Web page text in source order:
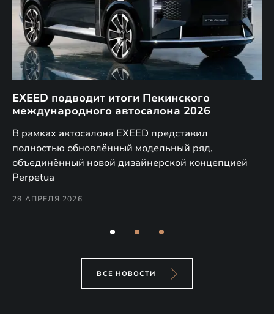
EXEED подводит итоги Пекинского
международного автосалона 2026
В рамках автосалона EXEED представил
полностью обновлённый модельный ряд,
объединённый новой дизайнерской концепцией
Perpetua
28 АПРЕЛЯ 2026
ВСЕ НОВОСТИ